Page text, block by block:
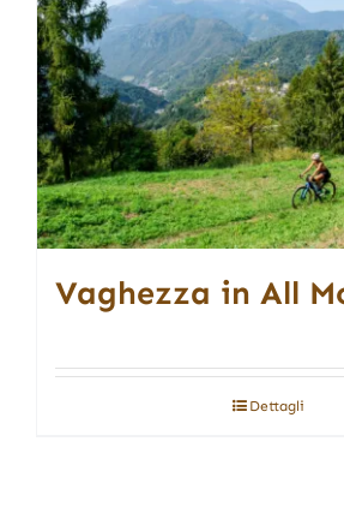
Vaghezza in All
Dettagli